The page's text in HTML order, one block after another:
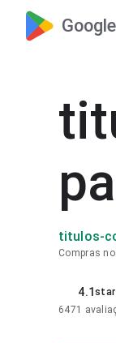
titulos-
Compras
4.1star
6471